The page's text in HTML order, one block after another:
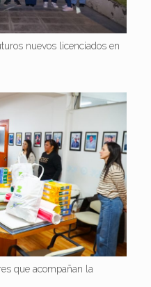
nuevos licenciados en
que acompañan la